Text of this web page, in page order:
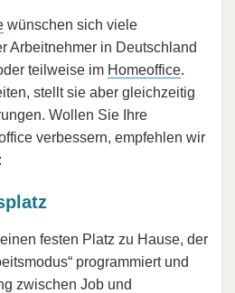
wünschen sich viele
Arbeitnehmer in Deutschland
teilweise im Homeoffice.
stellt sie aber gleichzeitig
Wollen Sie Ihre
verbessern, empfehlen wir
festen Platz zu Hause, der
programmiert und
zwischen Job und